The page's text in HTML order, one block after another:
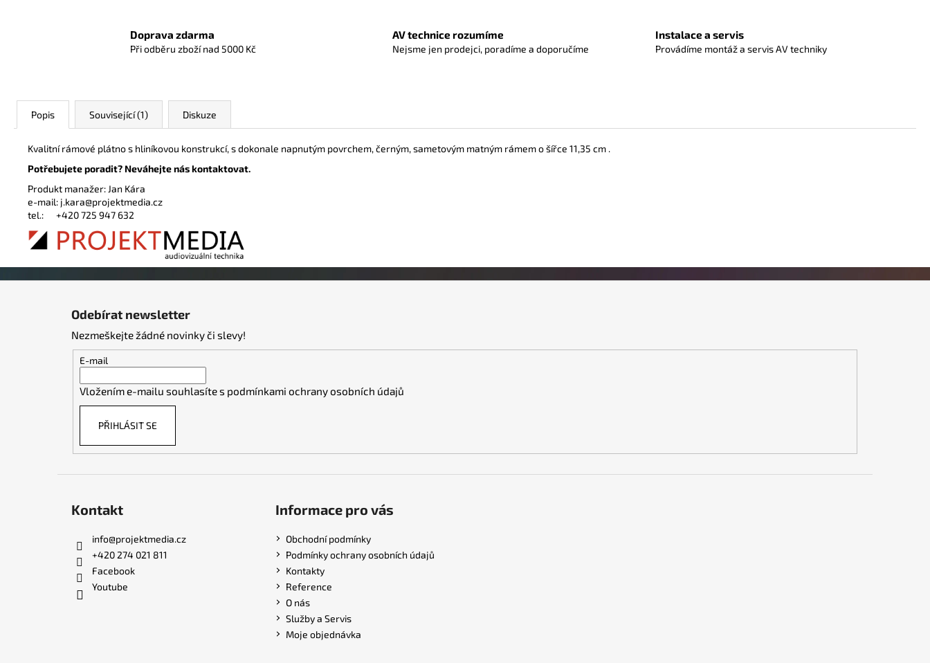
Doprava zdarma
Při odběru zboží nad 5000 Kč
AV technice rozumíme
Nejsme jen prodejci, poradíme a doporučíme
Instalace a servis
Provádíme montáž a servis AV techniky
Popis Související (1) Diskuze
Kvalitní rámové plátno s hliníkovou konstrukcí, s dokonale napnutým povrchem, černým, sametovým matným rámem o šířce 11,35 cm .
Potřebujete poradit? Neváhejte nás kontaktovat.
Produkt manažer: Jan Kára
e-mail: j.kara@projektmedia.cz
tel.: +420 725 947 632
Odebírat newsletter
Nezmeškejte žádné novinky či slevy!
E-mail
Vložením e-mailu souhlasíte s podmínkami ochrany osobních údajů
PŘIHLÁSIT SE
Kontakt
info@projektmedia.cz
+420 274 021 811
Facebook
Youtube
Informace pro vás
Obchodní podmínky
Podmínky ochrany osobních údajů
Kontakty
Reference
O nás
Služby a Servis
Moje objednávka